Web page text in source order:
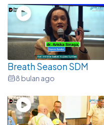
Breath Season SDM
8 bulan ago